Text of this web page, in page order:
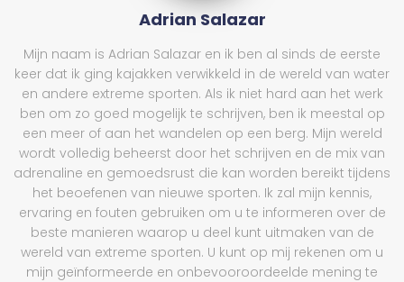
Adrian Salazar
Mijn naam is Adrian Salazar en ik ben al sinds de eerste
keer dat ik ging kajakken verwikkeld in de wereld van water
en andere extreme sporten. Als ik niet hard aan het werk
ben om zo goed mogelijk te schrijven, ben ik meestal op
een meer of aan het wandelen op een berg. Mijn wereld
wordt volledig beheerst door het schrijven en de mix van
adrenaline en gemoedsrust die kan worden bereikt tijdens
het beoefenen van nieuwe sporten. Ik zal mijn kennis,
ervaring en fouten gebruiken om u te informeren over de
beste manieren waarop u deel kunt uitmaken van de
wereld van extreme sporten. U kunt op mij rekenen om u
mijn geïnformeerde en onbevooroordeelde mening te